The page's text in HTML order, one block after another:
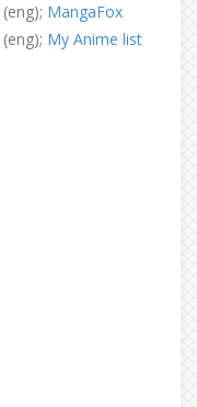
(eng); MangaFox
(eng); My Anime list